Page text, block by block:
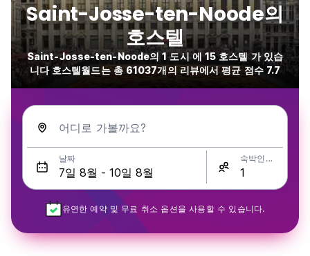
Saint-Josse-ten-Noode의
호스텔
Saint-Josse-ten-Noode의 1 도시 에 15 호스텔 가 있습
니다 호스텔월드는 총 61037개의 리뷰에서 평균 점수 7.7
어디로 가볼까요?
날짜 숙박인원
유연한 예약 및 무료 취소 옵션을 사용할 수 있습니다.